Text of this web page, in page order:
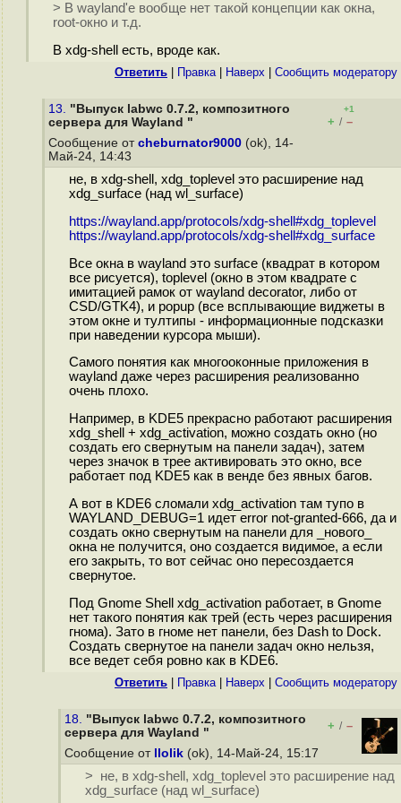
> В wayland'е вообще нет такой концепции как окна,
root-окно и т.д.
В xdg-shell есть, вроде как.
Ответить Правка| Наверх Cообщить модератору
13. "Выпуск labwc 0.7.2, композитного
сервера для Wayland "
+1
+ / –
Сообщение от cheburnator9000 (ok), 14-
Май-24, 14:43
не, в xdg-shell, xdg_toplevel это расширение над
xdg_surface (над wl_surface)
https://wayland.app/protocols/xdg-shell#xdg_toplevel
https://wayland.app/protocols/xdg-shell#xdg_surface
Все окна в wayland это surface (квадрат в котором
все рисуется), toplevel (окно в этом квадрате с
имитацией рамок от wayland decorator, либо от
CSD/GTK4), и popup (все всплывающие виджеты в
этом окне и тултипы - информационные подсказки
при наведении курсора мыши).
Самого понятия как многооконные приложения в
wayland даже через расширения реализованно
очень плохо.
Например, в KDE5 прекрасно работают расширения
xdg_shell + xdg_activation, можно создать окно (но
создать его свернутым на панели задач), затем
через значок в трее активировать это окно, все
работает под KDE5 как в венде без явных багов.
А вот в KDE6 сломали xdg_activation там тупо в
WAYLAND_DEBUG=1 идет error not-granted-666, да и
создать окно свернутым на панели для _нового_
окна не получится, оно создается видимое, а если
его закрыть, то вот сейчас оно пересоздается
свернутое.
Под Gnome Shell xdg_activation работает, в Gnome
нет такого понятия как трей (есть через расширения
гнома). Зато в гноме нет панели, без Dash to Dock.
Создать свернутое на панели задач окно нельзя,
все ведет себя ровно как в KDE6.
Ответить Правка| Наверх Cообщить модератору
18. "Выпуск labwc 0.7.2, композитного
сервера для Wayland "
+ / –
Сообщение от llolik (ok), 14-Май-24, 15:17
> не, в xdg-shell, xdg_toplevel это расширение над
xdg_surface (над wl_surface)